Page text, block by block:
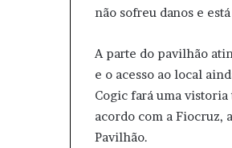
não sofreu danos e
A parte do pavilhão
e o acesso ao local
Cogic fará uma
acordo com a Fiocruz,
Pavilhão.